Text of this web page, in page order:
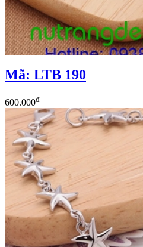
Mã: LTB 190
600.000đ